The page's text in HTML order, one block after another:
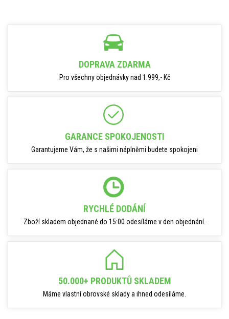
DOPRAVA ZDARMA
Pro všechny objednávky nad 1.999,- Kč
GARANCE SPOKOJENOSTI
Garantujeme Vám, že s našimi náplněmi budete spokojeni
RYCHLÉ DODÁNÍ
Zboží skladem objednané do 15:00 odesíláme v den objednání.
50.000+ PRODUKTŮ SKLADEM
Máme vlastní obrovské sklady a ihned odesíláme.